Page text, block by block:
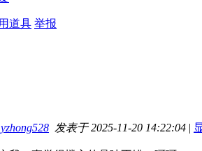
道具 举报
yzhong528 发表于 2025-11-20 14:22:04 |